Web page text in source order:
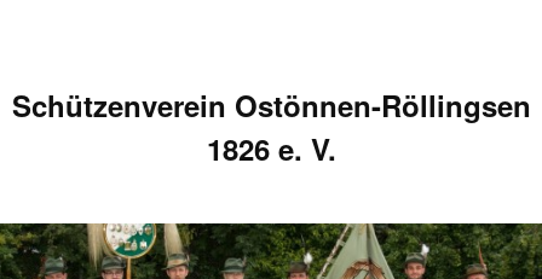
Schützenverein Ostönnen-Röllingsen
1826 e. V.